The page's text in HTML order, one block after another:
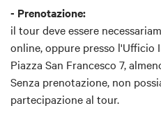
- Prenotazione:
il tour deve essere
online, oppure presso l'Ufficio
Piazza San Francesco 7,
Senza prenotazione, non
partecipazione al tour.